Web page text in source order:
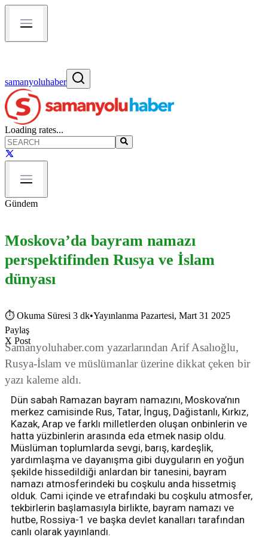
samanyoluhaber
Loading rates...
Gündem
Moskova’da bayram namazı
perspektifinden Rusya ve İslam
dünyası
⏱ Okuma Süresi 3 dk•Yayınlanma Pazartesi, Mart 31 2025
Paylaş
X Post
Samanyoluhaber.com yazarlarından Arif Asalıoğlu,
Rusya-İslam ve müslümanlar üzerine dikkat çeken bir
yazı kaleme aldı.
Dün sabah Ramazan bayram namazını, Moskova’nın
merkez camisinde Rus, Tatar, İnguş, Dağistanlı, Kırkız,
Kazak, Arap ve farklı milletlerden oluşan onbinlerin ve
hatta yüzbinlerin arasında eda etmek nasip oldu.
Müslüman toplumlarda sevgi, barış, kardeşlik,
yardımlaşma ve dayanışma gibi duyguların en yoğun
şekilde hissedildiği anlardan bir tanesini, bayram
namazı atmosferindeki bu coşkulu anda hissetmiş
olduk. Cami içinde ve etrafındaki bu coşkulu atmosfer,
tekbirlerin başlamasıyla birlikte, bayram namazı ve
hutbe, Rossiya-1 ve başka devlet kanalları tarafından
canlı olarak yayınlandı.